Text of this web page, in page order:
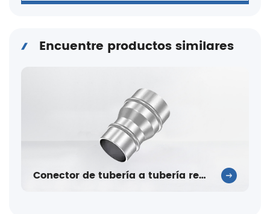
Encuentre productos similares
Conector de tubería a tubería reductora de acero inoxidable